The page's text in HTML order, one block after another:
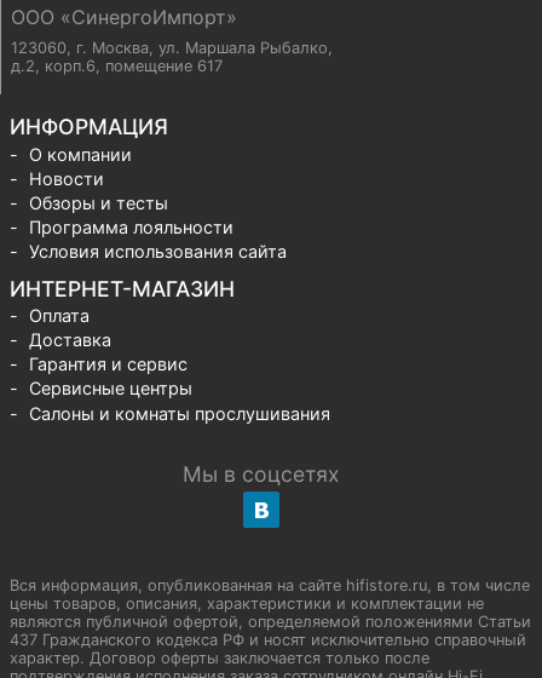
ООО «СинергоИмпорт»
123060, г. Москва, ул. Маршала Рыбалко,
д.2, корп.6, помещение 617
ИНФОРМАЦИЯ
О компании
Новости
Обзоры и тесты
Программа лояльности
Условия использования сайта
ИНТЕРНЕТ-МАГАЗИН
Оплата
Доставка
Гарантия и сервис
Сервисные центры
Салоны и комнаты прослушивания
Мы в соцсетях
Вся информация, опубликованная на сайте hifistore.ru, в том числе
цены товаров, описания, характеристики и комплектации не
являются публичной офертой, определяемой положениями Статьи
437 Гражданского кодекса РФ и носят исключительно справочный
характер. Договор оферты заключается только после